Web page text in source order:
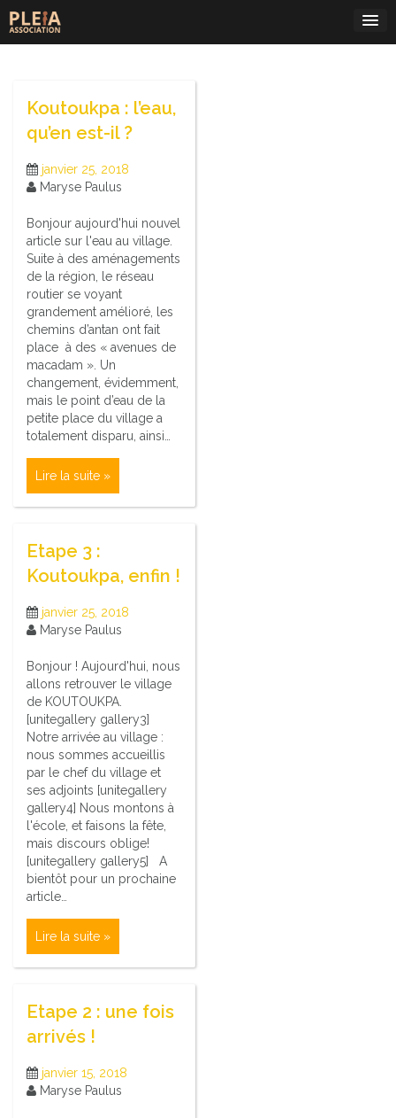
Skip
to
content
Koutoukpa : l’eau,
qu’en est-il ?
janvier 25, 2018
Maryse Paulus
Bonjour aujourd'hui nouvel
article sur l'eau au village.
Suite à des aménagements
de la région, le réseau
routier se voyant
grandement amélioré, les
chemins d’antan ont fait
place à des « avenues de
macadam ». Un
changement, évidemment,
mais le point d’eau de la
petite place du village a
totalement disparu, ainsi…
Lire la suite »
Etape 3 :
Koutoukpa, enfin !
janvier 25, 2018
Maryse Paulus
Bonjour ! Aujourd'hui, nous
allons retrouver le village
de KOUTOUKPA.
[unitegallery gallery3]
Notre arrivée au village :
nous sommes accueillis
par le chef du village et
ses adjoints [unitegallery
gallery4] Nous montons à
l'école, et faisons la fête,
mais discours oblige!
[unitegallery gallery5] A
bientôt pour un prochaine
article…
Lire la suite »
Etape 2 : une fois
arrivés !
janvier 15, 2018
Maryse Paulus